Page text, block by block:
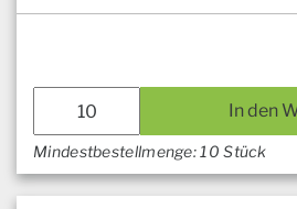
In den
Mindestbestellmenge: 10 Stück